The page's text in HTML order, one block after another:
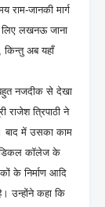
राम-जानकी मार्ग
लिए लखनऊ जाना
किन्तु अब यहाँ
नजदीक से देखा
त्रिपाठी ने
बाद में उसका काम
कॉलेज के
के निर्माण आदि
उन्होंने कहा कि